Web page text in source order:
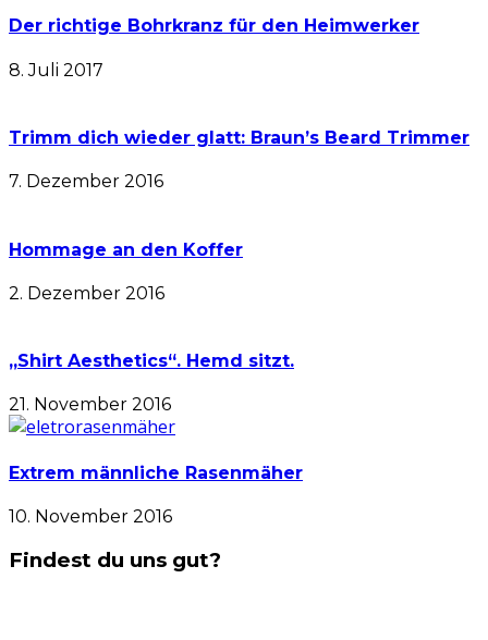
Der richtige Bohrkranz für den Heimwerker
8. Juli 2017
Trimm dich wieder glatt: Braun’s Beard Trimmer
7. Dezember 2016
Hommage an den Koffer
2. Dezember 2016
„Shirt Aesthetics“. Hemd sitzt.
21. November 2016
Extrem männliche Rasenmäher
10. November 2016
Findest du uns gut?